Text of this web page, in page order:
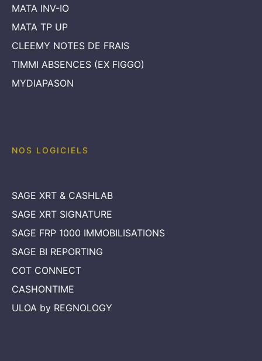
MATA INV-IO
MATA TP UP
CLEEMY NOTES DE FRAIS
TIMMI ABSENCES (EX FIGGO)
MYDIAPASON
NOS LOGICIELS
SAGE XRT & CASHLAB
SAGE XRT SIGNATURE
SAGE FRP 1000 IMMOBILISATIONS
SAGE BI REPORTING
COT CONNECT
CASHONTIME
ULOA by REGNOLOGY